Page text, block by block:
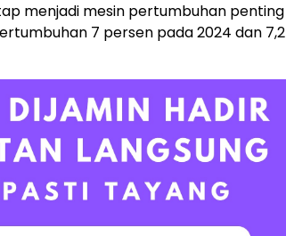
menjadi mesin pertumbuhan penting
7 persen pada 2024 dan 7,2